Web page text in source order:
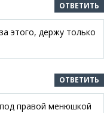
ОТВЕТИТЬ
этого, держу только
ОТВЕТИТЬ
правой менюшкой